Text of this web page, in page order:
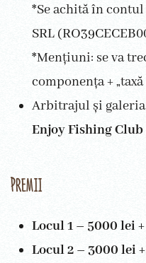
*Se achită în
SRL
*Mențiuni: se va
componența +
Arbitrajul și
Enjoy Fishing Club
Premii
Locul 1 – 5000 lei
Locul 2 – 3000 lei